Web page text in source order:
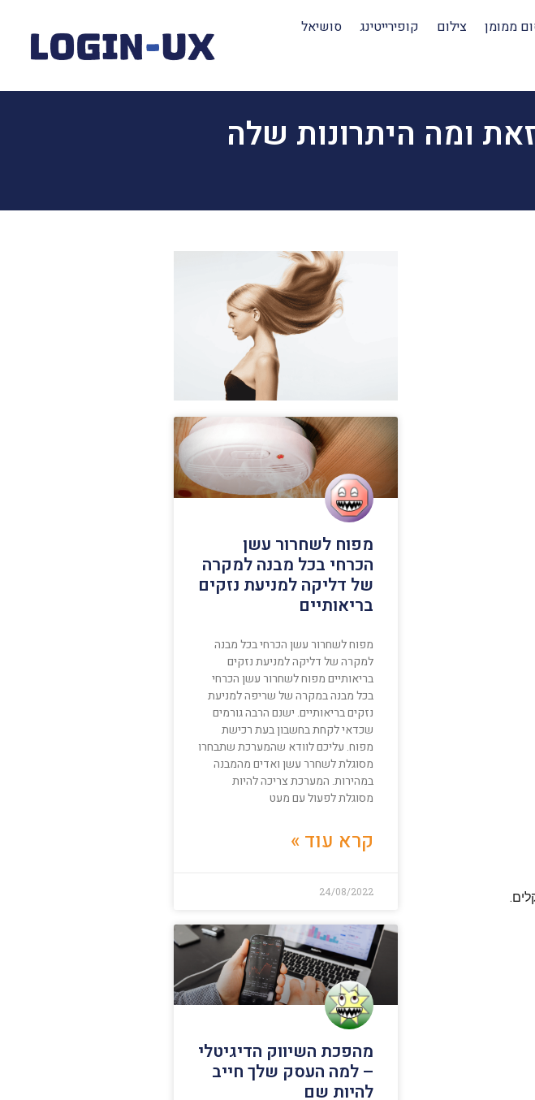
ממומן צילום קופירייטינג
סושיאל
ומה היתרונות שלה
מפוח לשחרור עשן
הכרחי בכל מבנה למקרה
של דליקה למניעת נזקים
בריאותיים
מפוח לשחרור עשן הכרחי בכל מבנה
למקרה של דליקה למניעת נזקים
בריאותיים מפוח לשחרור עשן הכרחי
בכל מבנה במקרה של שריפה למניעת
נזקים בריאותיים. ישנם הרבה גורמים
שכדאי לקחת בחשבון בעת רכישת
מפוח. עליכם לוודא שהמערכת שתבחרו
מסוגלת לשחרר עשן ואדים מהמבנה
במהירות. המערכת צריכה להיות
מסוגלת לפעול עם מעט
קרא עוד »
24/08/2022
מהפכת השיווק הדיגיטלי
– למה העסק שלך חייב
להיות שם